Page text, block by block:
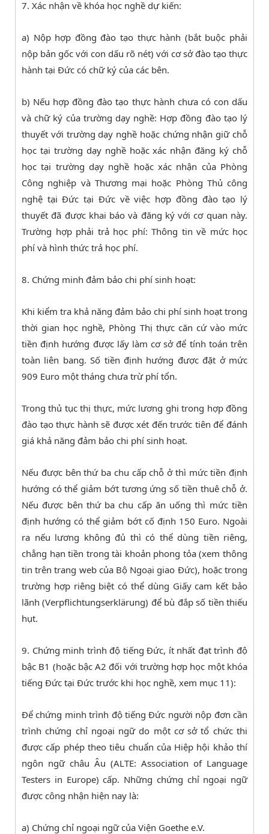
7. Xác nhận về khóa học nghề dự kiến:
a) Nộp hợp đồng đào tạo thực hành (bắt buộc phải
nộp bản gốc với con dấu rõ nét) với cơ sở đào tạo thực
hành tại Đức có chữ ký của các bên.
b) Nếu hợp đồng đào tạo thực hành chưa có con dấu
và chữ ký của trường dạy nghề: Hợp đồng đào tạo lý
thuyết với trường dạy nghề hoặc chứng nhận giữ chỗ
học tại trường dạy nghề hoặc xác nhận đăng ký chỗ
học tại trường dạy nghề hoặc xác nhận của Phòng
Công nghiệp và Thương mại hoặc Phòng Thủ công
nghệ tại Đức tại Đức về việc hợp đồng đào tạo lý
thuyết đã được khai báo và đăng ký với cơ quan này.
Trường hợp phải trả học phí: Thông tin về mức học
phí và hình thức trả học phí.
8. Chứng minh đảm bảo chi phí sinh hoạt:
Khi kiểm tra khả năng đảm bảo chi phí sinh hoạt trong
thời gian học nghề, Phòng Thị thực căn cứ vào mức
tiền định hướng được lấy làm cơ sở để tính toán trên
toàn liên bang. Số tiền định hướng được đặt ở mức
909 Euro một tháng chưa trừ phí tổn.
Trong thủ tục thị thực, mức lương ghi trong hợp đồng
đào tạo thực hành sẽ được xét đến trước tiên để đánh
giá khả năng đảm bảo chi phí sinh hoạt.
Nếu được bên thứ ba chu cấp chỗ ở thì mức tiền định
hướng có thể giảm bớt tương ứng số tiền thuê chỗ ở.
Nếu được bên thứ ba chu cấp ăn uống thì mức tiền
định hướng có thể giảm bớt cố định 150 Euro. Ngoài
ra nếu lương không đủ thì có thể dùng tiền riêng,
chẳng hạn tiền trong tài khoản phong tỏa (xem thông
tin trên trang web của Bộ Ngoại giao Đức), hoặc trong
trường hợp riêng biệt có thể dùng Giấy cam kết bảo
lãnh (Verpflichtungserklärung) để bù đắp số tiền thiếu
hụt.
9. Chứng minh trình độ tiếng Đức, ít nhất đạt trình độ
bậc B1 (hoặc bậc A2 đối với trường hợp học một khóa
tiếng Đức tại Đức trước khi học nghề, xem mục 11):
Để chứng minh trình độ tiếng Đức người nộp đơn cần
trình chứng chỉ ngoại ngữ do một cơ sở tổ chức thi
được cấp phép theo tiêu chuẩn của Hiệp hội khảo thí
ngôn ngữ châu Âu (ALTE: Association of Language
Testers in Europe) cấp. Những chứng chỉ ngoại ngữ
được công nhận hiện nay là:
a) Chứng chỉ ngoại ngữ của Viện Goethe e.V.